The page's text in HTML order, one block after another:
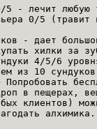
5 - лечит любую
0/5
- дает
хилки за
4/5/6
из 10
в пещерах,
клиентов)